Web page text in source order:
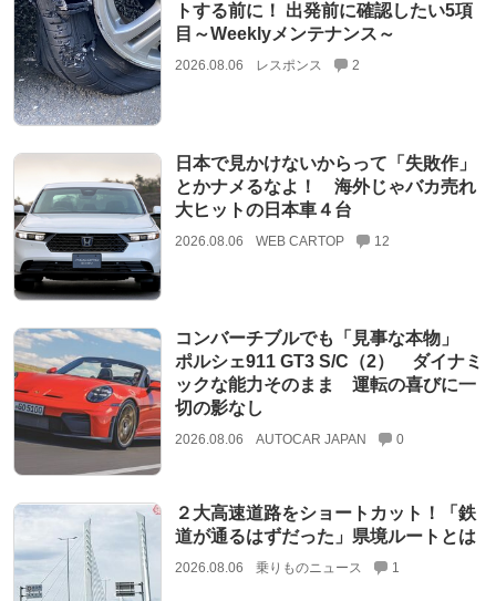
トする前に！ 出発前に確認したい5項
目～Weeklyメンテナンス～
2026.08.06 レスポンス 2
日本で見かけないからって「失敗作」
とかナメるなよ！ 海外じゃバカ売れ
大ヒットの日本車４台
2026.08.06 WEB CARTOP 12
コンバーチブルでも「見事な本物」
ポルシェ911 GT3 S/C（2） ダイナミ
ックな能力そのまま 運転の喜びに一
切の影なし
2026.08.06 AUTOCAR JAPAN 0
２大高速道路をショートカット！「鉄
道が通るはずだった」県境ルートとは
2026.08.06 乗りものニュース 1